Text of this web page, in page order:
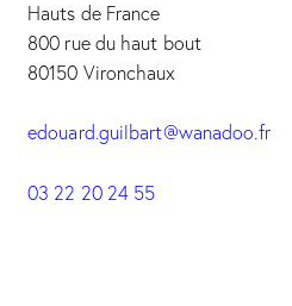
Hauts de France
800 rue du haut bout
80150 Vironchaux
edouard.guilbart@wanadoo.fr
03 22 20 24 55